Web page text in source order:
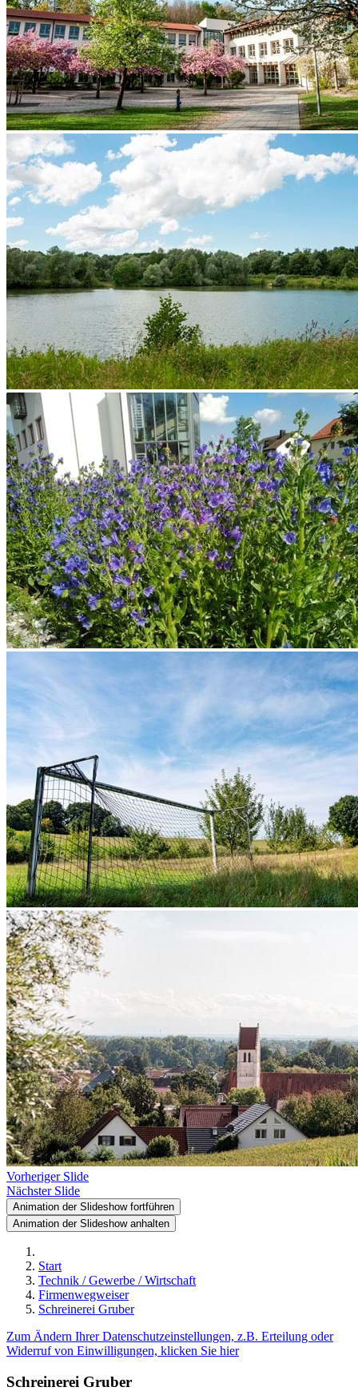
Vorheriger Slide
Nächster Slide
Animation der Slideshow fortführen
Animation der Slideshow anhalten
Start
Technik / Gewerbe / Wirtschaft
Firmenwegweiser
Schreinerei Gruber
Zum Ändern Ihrer Datenschutzeinstellungen, z.B. Erteilung oder
Widerruf von Einwilligungen, klicken Sie hier
Schreinerei Gruber